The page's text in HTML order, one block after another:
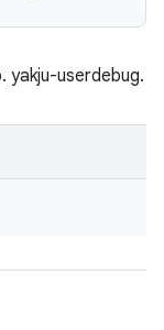
yakju-userdebug.